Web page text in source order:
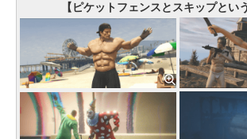
【ピケットフェンスとスキップとい